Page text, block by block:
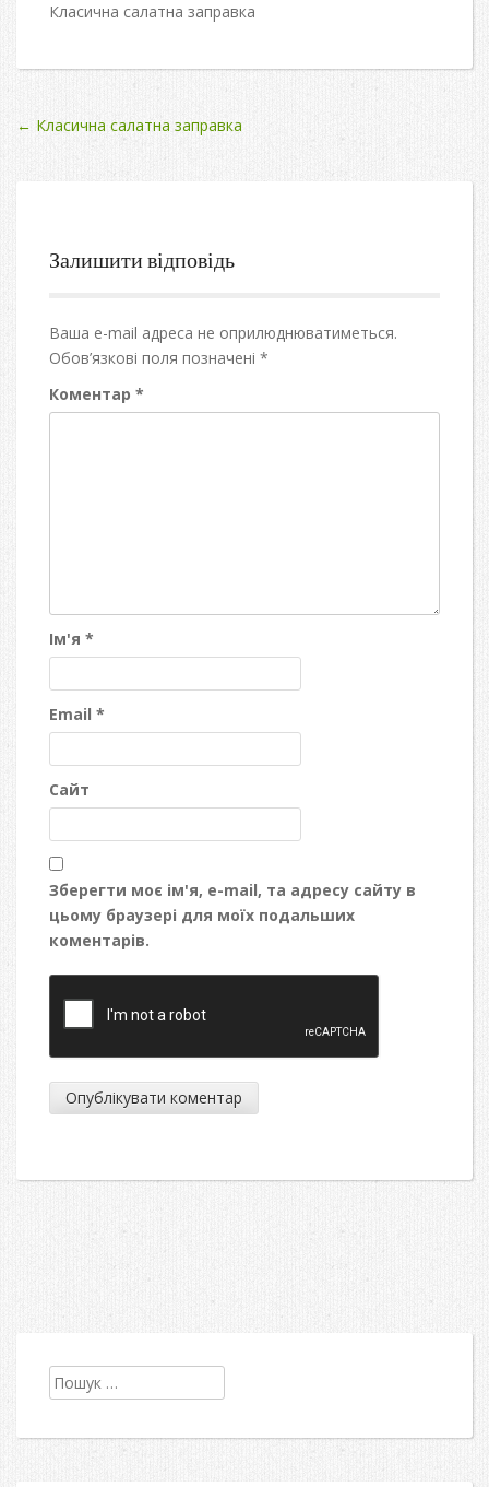
Класична салатна заправка
Post
navigation
← Класична салатна заправка
Залишити відповідь
Ваша e-mail адреса не оприлюднюватиметься.
Обов’язкові поля позначені *
Коментар *
Ім'я *
Email *
Сайт
Зберегти моє ім'я, e-mail, та адресу сайту в
цьому браузері для моїх подальших
коментарів.
Пошук: